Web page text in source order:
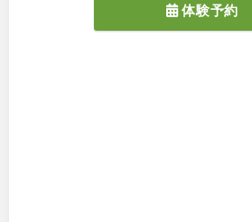
体験予約